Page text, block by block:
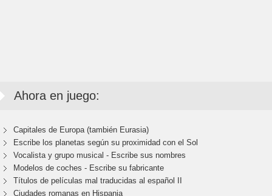
Ahora en juego:
Capitales de Europa (también Eurasia)
Escribe los planetas según su proximidad con el Sol
Vocalista y grupo musical - Escribe sus nombres
Modelos de coches - Escribe su fabricante
Títulos de películas mal traducidas al español II
Ciudades romanas en Hispania